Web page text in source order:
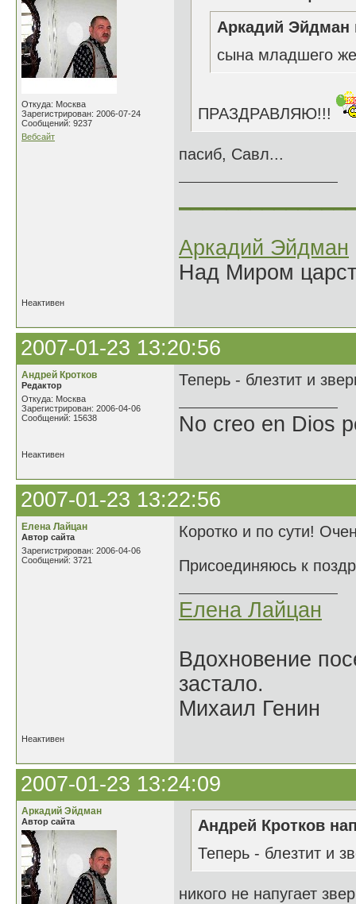
Откуда: Москва
Зарегистрирован: 2006-07-24
Сообщений: 9237
Вебсайт
Аркадий Эйдман
сына младшего
ПРАЗДРАВЛЯЮ!!!
пасиб, Савл...
Аркадий Эйдман
Над Миром
Неактивен
2007-01-23 13:20:56
Андрей Кротков
Редактор
Откуда: Москва
Зарегистрирован: 2006-04-06
Сообщений: 15638
Теперь - блезтит и
No creo en Dios
Неактивен
2007-01-23 13:22:56
Елена Лайцан
Автор сайта
Зарегистрирован: 2006-04-06
Сообщений: 3721
Коротко и по сути!
Присоединяюсь к
Елена Лайцан
Вдохновение
застало.
Михаил Генин
Неактивен
2007-01-23 13:24:09
Аркадий Эйдман
Автор сайта
Андрей Кротков
Теперь - блезтит и
никого не напугает